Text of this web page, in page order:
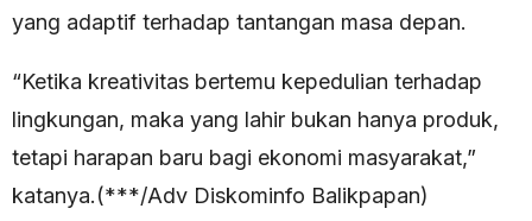
yang adaptif terhadap tantangan masa depan.
“Ketika kreativitas bertemu kepedulian terhadap
lingkungan, maka yang lahir bukan hanya produk,
tetapi harapan baru bagi ekonomi masyarakat,”
katanya.(***/Adv Diskominfo Balikpapan)